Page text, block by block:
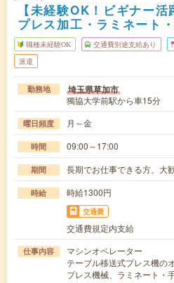
【未経験OK！ビギナー
プレス加工・ラミネート
職種未経験OK 交通費別途支給あり
派遣
勤務地 埼玉県草加市
獨協大学前駅から車15分
曜日頻度 月～金
時間 09:00～17:00
期間 長期でお仕事できる方、大
時給 時給1300円
交通費
交通費規定内支給
仕事内容
マシンオペレーター
テーブル移送式プレス機の
プレス機械、ラミネート・